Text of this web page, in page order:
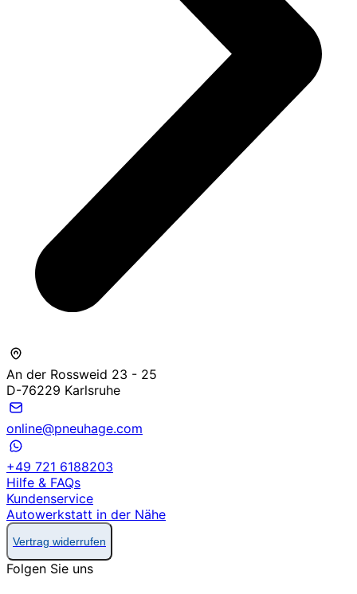
An der Rossweid 23 - 25
D-76229 Karlsruhe
online@pneuhage.com
+49 721 6188203
Hilfe & FAQs
Kundenservice
Autowerkstatt in der Nähe
Vertrag widerrufen
Folgen Sie uns